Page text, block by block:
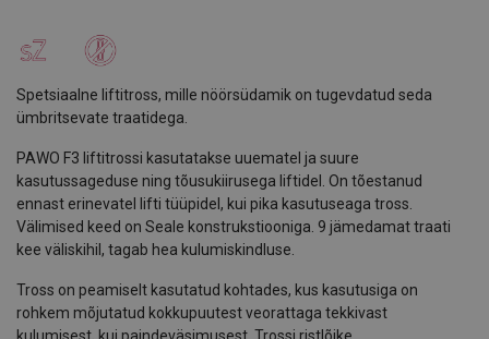
Spetsiaalne liftitross, mille nöörsüdamik on tugevdatud seda
ümbritsevate traatidega.
PAWO F3 liftitrossi kasutatakse uuematel ja suure
kasutussageduse ning tõusukiirusega liftidel. On tõestanud
ennast erinevatel lifti tüüpidel, kui pika kasutuseaga tross.
Välimised keed on Seale konstrukstiooniga. 9 jämedamat traati
kee väliskihil, tagab hea kulumiskindluse.
Tross on peamiselt kasutatud kohtades, kus kasutusiga on
rohkem mõjutatud kokkupuutest veorattaga tekkivast
kulumisest, kui paindeväsimusest. Trossi ristlõike